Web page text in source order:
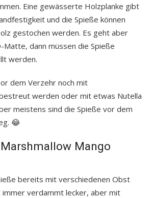
Eine gewässerte Holzplanke gibt
und die Spieße können
gestochen werden. Es geht aber
Matte, dann müssen die Spieße
werden.
dem Verzehr noch mit
werden oder mit etwas Nutella
meistens sind die Spieße vor dem
😂
Mango
bereits mit verschiedenen Obst
immer verdammt lecker, aber mit